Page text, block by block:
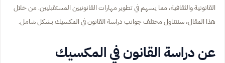
القانونية والثقافية، مما يسهم في تطوير مهارات القانونيين المستقبليين. من خلال
هذا المقال، سنتناول مختلف جوانب دراسة القانون في المكسيك بشكل شامل.
عن دراسة القانون في المكسيك